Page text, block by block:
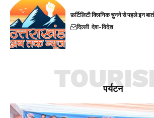
फ़र्टिलिटी क्लिनिक चुनने से पहले इन
दिल्ली देश-विदेश
पर्यटन